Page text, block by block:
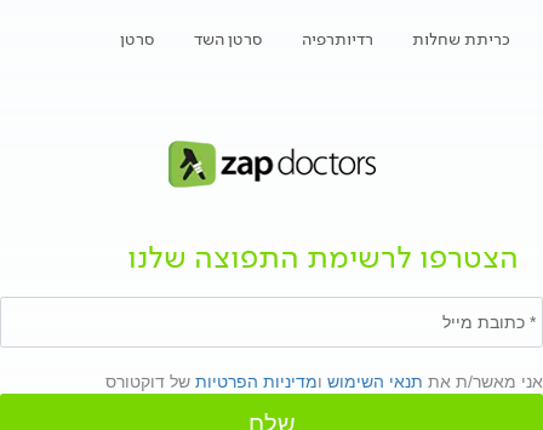
כריתת שחלות רדיותרפיה סרטן השד סרטן
הצטרפו לרשימת התפוצה שלנו
אני מאשר/ת את תנאי השימוש ומדיניות הפרטיות של דוקטורס
שלח